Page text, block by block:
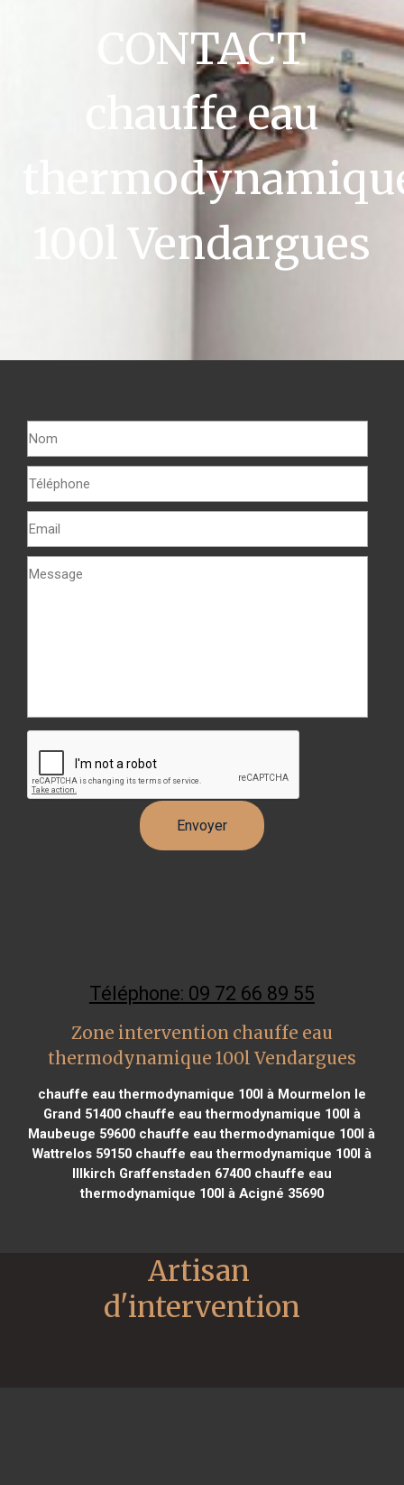
CONTACT
chauffe eau
100l Vendargues
Téléphone: 09 72 66 89 55
Zone intervention chauffe eau
thermodynamique 100l Vendargues
chauffe eau thermodynamique 100l à Mourmelon le
Grand 51400chauffe eau thermodynamique 100l à
Maubeuge 59600 chauffe eau thermodynamique 100l à
Wattrelos 59150chauffe eau thermodynamique 100l à
Illkirch Graffenstaden 67400chauffe eau
thermodynamique 100l à Acigné 35690
Artisan
d'intervention